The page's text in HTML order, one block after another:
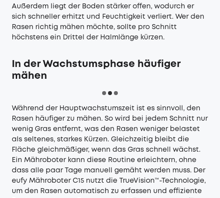
Außerdem liegt der Boden stärker offen, wodurch er
sich schneller erhitzt und Feuchtigkeit verliert. Wer den
Rasen richtig mähen möchte, sollte pro Schnitt
höchstens ein Drittel der Halmlänge kürzen.
In der Wachstumsphase häufiger
mähen
Während der Hauptwachstumszeit ist es sinnvoll, den
Rasen häufiger zu mähen. So wird bei jedem Schnitt nur
wenig Gras entfernt, was den Rasen weniger belastet
als seltenes, starkes Kürzen. Gleichzeitig bleibt die
Fläche gleichmäßiger, wenn das Gras schnell wächst.
Ein Mähroboter kann diese Routine erleichtern, ohne
dass alle paar Tage manuell gemäht werden muss. Der
eufy Mähroboter C15 nutzt die TrueVision™-Technologie,
um den Rasen automatisch zu erfassen und effiziente